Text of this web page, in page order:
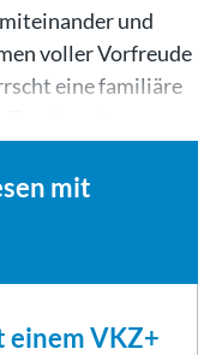
und
voller Vorfreude
eine familiäre
mit
VKZ+